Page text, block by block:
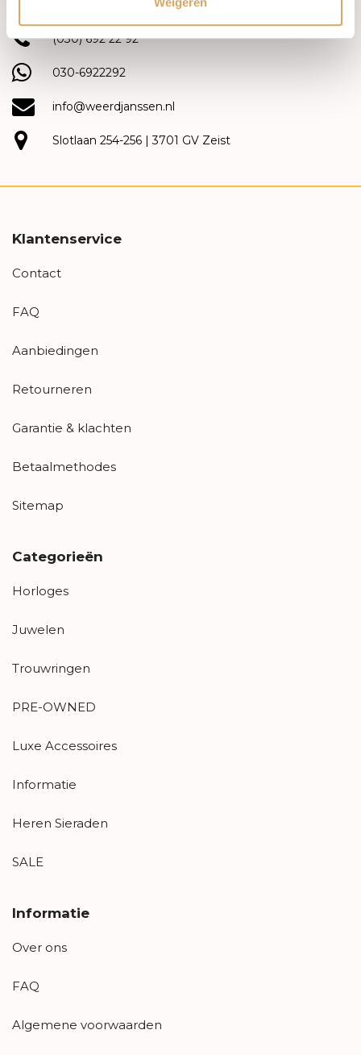
(030) 692 22 92
030-6922292
info@weerdjanssen.nl
Slotlaan 254-256 | 3701 GV Zeist
Klantenservice
Contact
FAQ
Aanbiedingen
Retourneren
Garantie & klachten
Betaalmethodes
Sitemap
Categorieën
Horloges
Juwelen
Trouwringen
PRE-OWNED
Luxe Accessoires
Informatie
Heren Sieraden
SALE
Informatie
Over ons
FAQ
Algemene voorwaarden